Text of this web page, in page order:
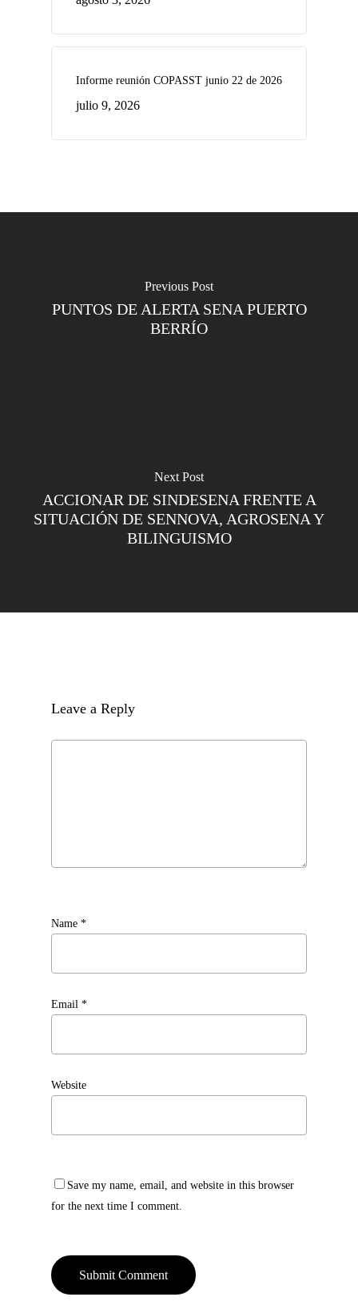
Informe reunión COPASST junio 22 de 2026
julio 9, 2026
Previous Post
PUNTOS DE ALERTA SENA PUERTO
BERRÍO
Next Post
ACCIONAR DE SINDESENA FRENTE A
SITUACIÓN DE SENNOVA, AGROSENA Y
BILINGUISMO
Leave a Reply
Name *
Email *
Website
Save my name, email, and website in this browser
for the next time I comment.